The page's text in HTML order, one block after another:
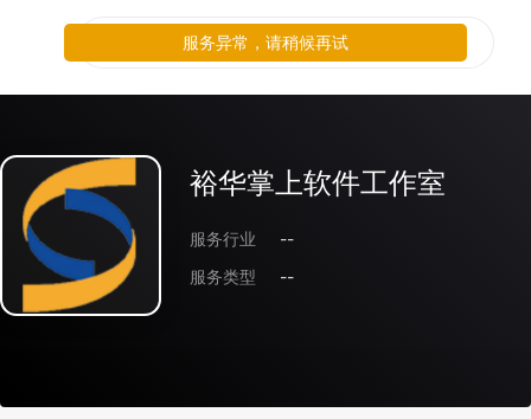
裕华掌上软件工作室
服务行业
--
服务类型
--
服务异常，请稍候再试